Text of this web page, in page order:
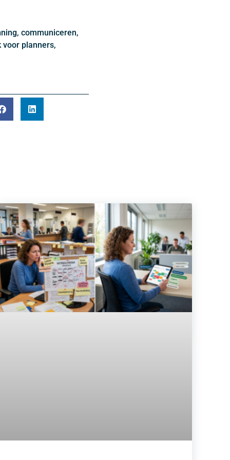
communiceren,
voor planners,